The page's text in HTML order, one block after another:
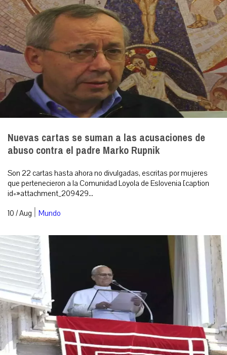
Nuevas cartas se suman a las acusaciones de
abuso contra el padre Marko Rupnik
Son 22 cartas hasta ahora no divulgadas, escritas por mujeres
que pertenecieron a la Comunidad Loyola de Eslovenia [caption
id=»attachment_209429...
10 / Aug | Mundo